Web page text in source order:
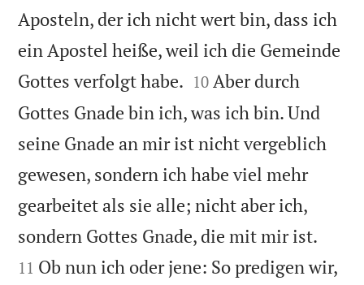
Aposteln, der ich nicht wert bin, dass ich
ein Apostel heiße, weil ich die Gemeinde
Gottes verfolgt habe. 

10 Aber durch
Gottes Gnade bin ich, was ich bin. Und
seine Gnade an mir ist nicht vergeblich
gewesen, sondern ich habe viel mehr
gearbeitet als sie alle; nicht aber ich,
sondern Gottes Gnade, die mit mir ist.
11 Ob nun ich oder jene: So predigen wir,